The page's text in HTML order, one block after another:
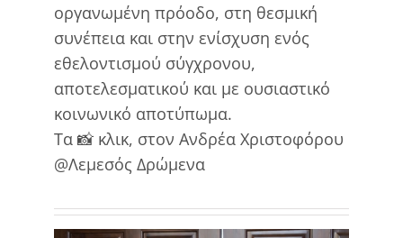
οργανωμένη πρόοδο, στη θεσμική
συνέπεια και στην ενίσχυση ενός
εθελοντισμού σύγχρονου,
αποτελεσματικού και με ουσιαστικό
κοινωνικό αποτύπωμα.
Τα 📸 κλικ, στον Ανδρέα Χριστοφόρου
@Λεμεσός Δρώμενα